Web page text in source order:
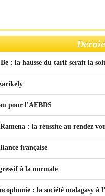
Be : la hausse du tarif serait la
pour l'AFBDS
: la réussite au rendez
française
à la normale
: la société malagasy à